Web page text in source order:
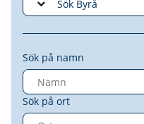
Sök på namn
Sök på ort